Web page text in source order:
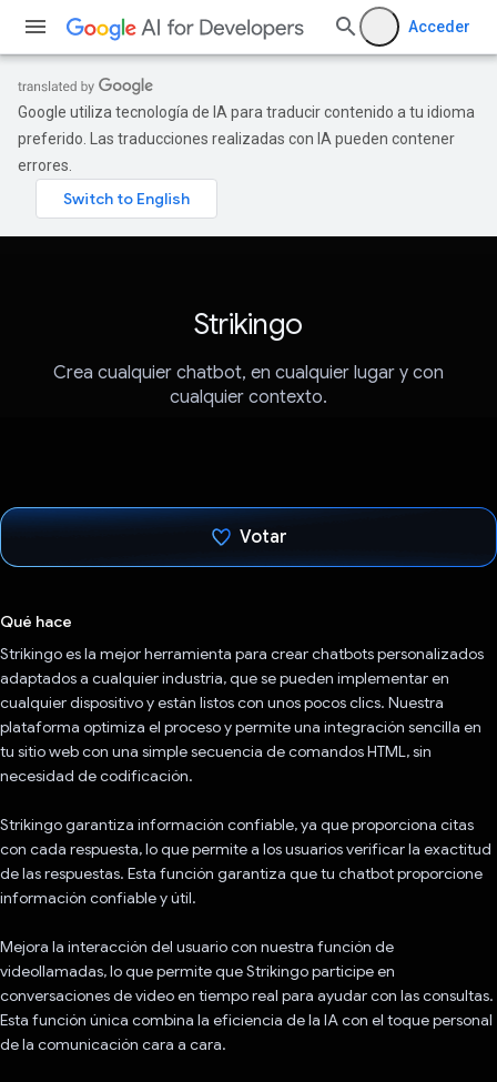
Acceder
Google utiliza tecnología de IA para traducir contenido a tu idioma
preferido. Las traducciones realizadas con IA pueden contener
errores.
Strikingo
Crea cualquier chatbot, en cualquier lugar y con
cualquier contexto.
Votar
Qué hace
Strikingo es la mejor herramienta para crear chatbots personalizados
adaptados a cualquier industria, que se pueden implementar en
cualquier dispositivo y están listos con unos pocos clics. Nuestra
plataforma optimiza el proceso y permite una integración sencilla en
tu sitio web con una simple secuencia de comandos HTML, sin
necesidad de codificación.
Strikingo garantiza información confiable, ya que proporciona citas
con cada respuesta, lo que permite a los usuarios verificar la exactitud
de las respuestas. Esta función garantiza que tu chatbot proporcione
información confiable y útil.
Mejora la interacción del usuario con nuestra función de
videollamadas, lo que permite que Strikingo participe en
conversaciones de video en tiempo real para ayudar con las consultas.
Esta función única combina la eficiencia de la IA con el toque personal
de la comunicación cara a cara.